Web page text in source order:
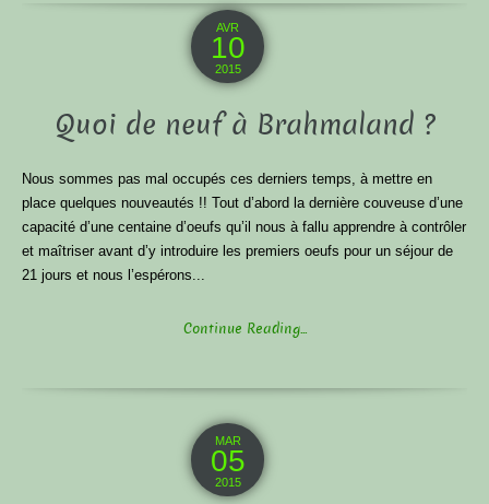
AVR
10
2015
Quoi de neuf à Brahmaland ?
Nous sommes pas mal occupés ces derniers temps, à mettre en
place quelques nouveautés !! Tout d’abord la dernière couveuse d’une
capacité d’une centaine d’oeufs qu’il nous à fallu apprendre à contrôler
et maîtriser avant d’y introduire les premiers oeufs pour un séjour de
21 jours et nous l’espérons...
Continue Reading...
MAR
05
2015